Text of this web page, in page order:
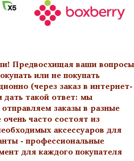
Предвосхищая ваши вопросы
или не покупать
(через заказ в интернет-
такой ответ: мы
заказы в разные
часто состоят из
аксессуаров для
- профессиональные
для каждого покупателя